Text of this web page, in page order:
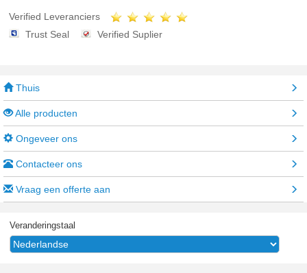
Verified Leveranciers
Trust Seal
Verified Suplier
Thuis
Alle producten
Ongeveer ons
Contacteer ons
Vraag een offerte aan
Veranderingstaal